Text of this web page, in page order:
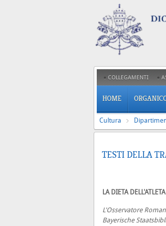
COLLEGAMENTI
HOME
Cultura
TESTI DELLA
LA DIETA DELL'ATLETA
L'Osservatore
Bayerische